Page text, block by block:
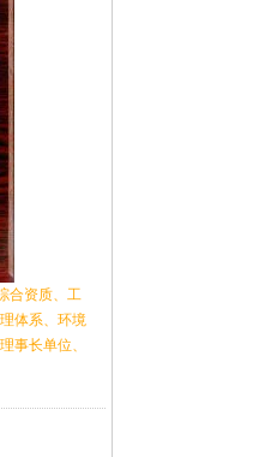
合资质、工
体系、环境
事长单位、